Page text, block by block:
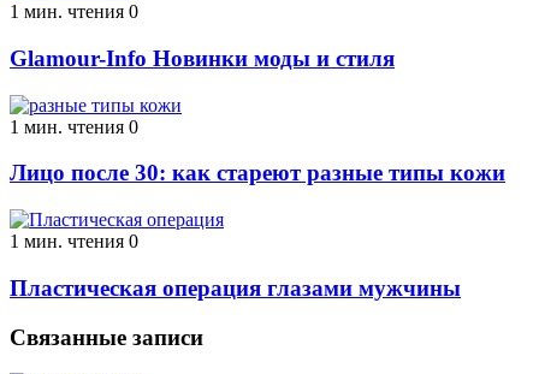
1 мин. чтения 0
Glamour-Info Новинки моды и стиля
1 мин. чтения 0
Лицо после 30: как стареют разные типы кожи
1 мин. чтения 0
Пластическая операция глазами мужчины
Связанные записи